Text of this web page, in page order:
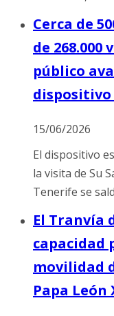
Cerca de
de
público
dispositivo
15/06/2026
El dispositivo
la visita de Su
Tenerife se
El Tranvía
capacidad
movilidad
Papa León